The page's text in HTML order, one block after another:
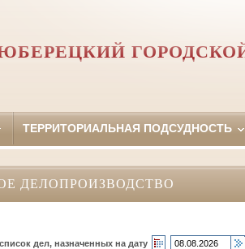
ТЕРРИТОРИАЛЬНАЯ ПОДСУДНОСТЬ
ДЕЛОПРОИЗВОДСТВО
дел, назначенных на дату